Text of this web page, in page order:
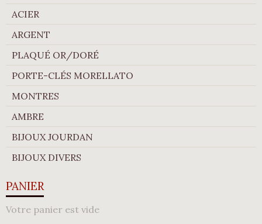
ACIER
ARGENT
PLAQUÉ OR/DORÉ
PORTE-CLÉS MORELLATO
MONTRES
AMBRE
BIJOUX JOURDAN
BIJOUX DIVERS
PANIER
Votre panier est vide